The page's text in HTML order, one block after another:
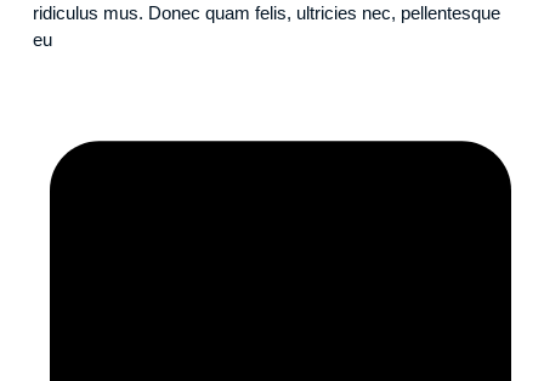
ridiculus mus. Donec quam felis, ultricies nec, pellentesque
eu